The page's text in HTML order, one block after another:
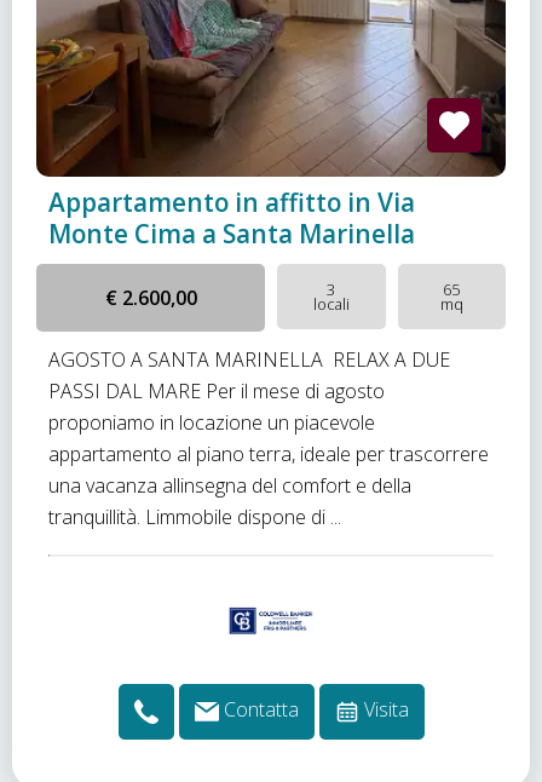
Appartamento in affitto in Via
Monte Cima a Santa Marinella
€ 2.600,00 3
locali
65
mq
AGOSTO A SANTA MARINELLA  RELAX A DUE
PASSI DAL MARE Per il mese di agosto
proponiamo in locazione un piacevole
appartamento al piano terra, ideale per trascorrere
una vacanza allinsegna del comfort e della
tranquillità. Limmobile dispone di ...
Contatta Visita